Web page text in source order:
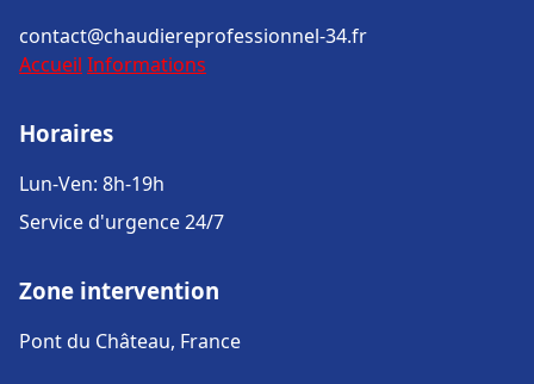
contact@chaudiereprofessionnel-34.fr
Accueil Informations
Horaires
Lun-Ven: 8h-19h
Service d'urgence 24/7
Zone intervention
Pont du Château, France